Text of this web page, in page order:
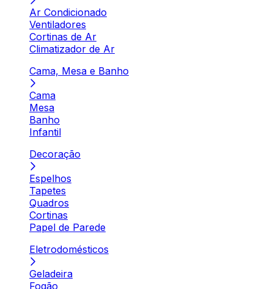
Ar Condicionado
Ventiladores
Cortinas de Ar
Climatizador de Ar
Cama, Mesa e Banho
Cama
Mesa
Banho
Infantil
Decoração
Espelhos
Tapetes
Quadros
Cortinas
Papel de Parede
Eletrodomésticos
Geladeira
Fogão